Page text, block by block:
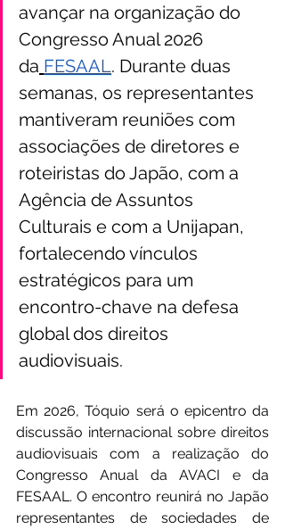
avançar na organização do
Congresso Anual 2026
da FESAAL. Durante duas
semanas, os representantes
mantiveram reuniões com
associações de diretores e
roteiristas do Japão, com a
Agência de Assuntos
Culturais e com a Unijapan,
fortalecendo vínculos
estratégicos para um
encontro-chave na defesa
global dos direitos
audiovisuais.
Em 2026, Tóquio será o epicentro da
discussão internacional sobre direitos
audiovisuais com a realização do
Congresso Anual da AVACI e da
FESAAL. O encontro reunirá no Japão
representantes de sociedades de